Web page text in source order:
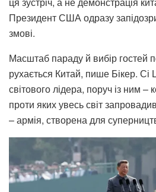
Президент США одразу
змові.
Масштаб параду й вибір гостей
рухається Китай, пише Бікер. Сі
світового лідера, поруч із ним –
проти яких увесь світ
– армія, створена для